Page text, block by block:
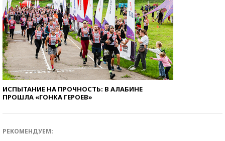
ИСПЫТАНИЕ НА ПРОЧНОСТЬ: В АЛАБИНЕ
ПРОШЛА «ГОНКА ГЕРОЕВ»
РЕКОМЕНДУЕМ: